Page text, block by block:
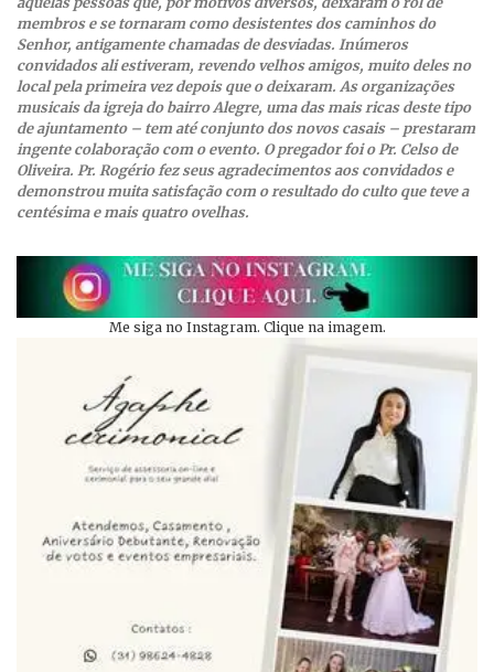
membros e se tornaram como desistentes dos caminhos do
Senhor, antigamente chamadas de desviadas. Inúmeros
convidados ali estiveram, revendo velhos amigos, muito deles no
local pela primeira vez depois que o deixaram. As organizações
musicais da igreja do bairro Alegre, uma das mais ricas deste tipo
de ajuntamento – tem até conjunto dos novos casais – prestaram
ingente colaboração com o evento. O pregador foi o Pr. Celso de
Oliveira. Pr. Rogério fez seus agradecimentos aos convidados e
demonstrou muita satisfação com o resultado do culto que teve a
centésima e mais quatro ovelhas.
Me siga no Instagram. Clique na imagem.